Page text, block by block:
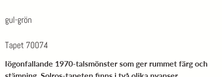
gul-grön
Tapet 70074
Iögonfallande 1970-talsmönster som ger rummet färg och